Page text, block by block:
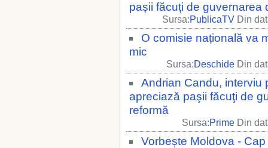
pașii făcuți de guvernarea
Sursa:PublicaTV Din
O comisie națională va
mic
Sursa:Deschide Din
Andrian Candu, interviu
apreciază paşii făcuţi de
reformă
Sursa:Prime Din
Vorbește Moldova -